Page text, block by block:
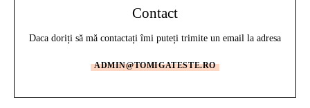
Contact
Daca doriți să mă contactați îmi puteți trimite un email la adresa
ADMIN@TOMIGATESTE.RO